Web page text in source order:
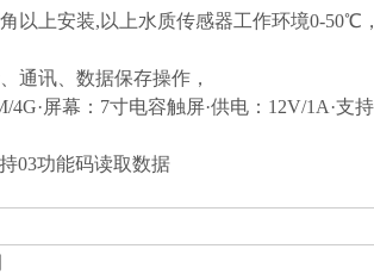
以上安装,以上水质传感器工作环境0-50℃
通讯、数据保存操作，
4G·屏幕：7寸电容触屏·供电：12V/1A·支
03功能码读取数据